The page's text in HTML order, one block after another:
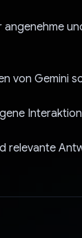
von Gemini
relevante